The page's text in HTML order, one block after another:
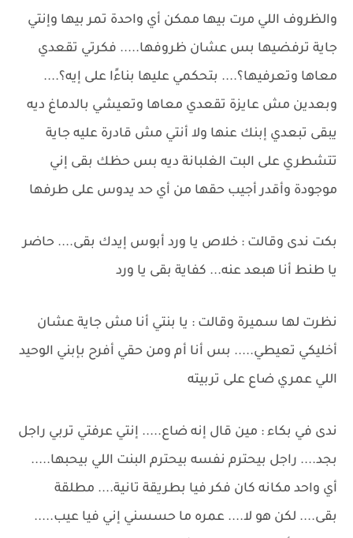
والظروف اللي مرت بيها ممكن أي واحدة تمر بيها وإنتي
جاية ترفضيها بس عشان ظروفها..... فكرتي تقعدي
معاها وتعرفيها؟.... بتحكمي عليها بناءًا على إيه؟....
وبعدين مش عايزة تقعدي معاها وتعيشي بالدماغ ديه
يبقى تبعدي إبنك عنها ولا أنتي مش قادرة عليه جاية
تتشطري على البت الغلبانة ديه بس حظك بقى إني
موجودة وأقدر أجيب حقها من أي حد يدوس على طرفها
بكت ندى وقالت : خلاص يا ورد أبوس إيدك بقى.... حاضر
يا طنط أنا هبعد عنه... كفاية بقى يا ورد
نظرت لها سميرة وقالت : يا بنتي أنا مش جاية عشان
أخليكي تعيطي..... بس أنا أم ومن حقي أفرح بإبني الوحيد
اللي عمري ضاع على تربيته
ندى في بكاء : مين قال إنه ضاع..... إنتي عرفتي تربي راجل
بجد.... راجل بيحترم نفسه بيحترم البنت اللي بيحبها.....
أي واحد مكانه كان فكر فيا بطريقة تانية.... مطلقة
بقى.... لكن هو لا.... عمره ما حسسني إني فيا عيب.....